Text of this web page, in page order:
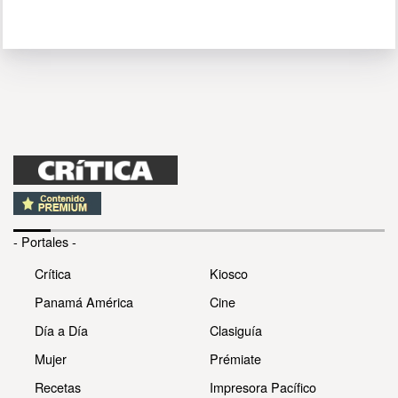
- Portales -
Crítica
Panamá América
Día a Día
Mujer
Recetas
Kiosco
Cine
Clasiguía
Prémiate
Impresora Pacífico